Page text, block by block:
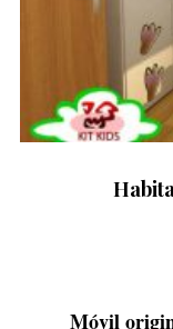
Móvil